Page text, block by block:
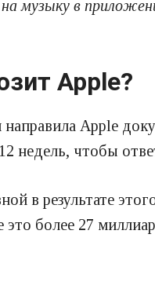
музыку в
Apple?
направила Apple
недель, чтобы
в результате
это более 27